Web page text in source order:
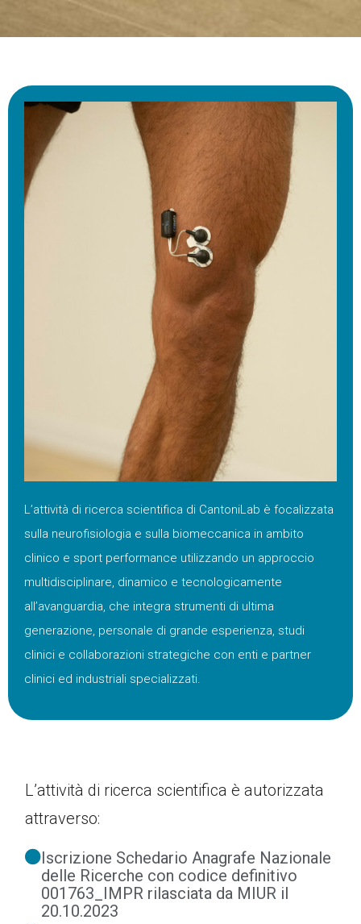
L’attività di ricerca scientifica di CantoniLab è focalizzata
sulla neurofisiologia e sulla biomeccanica in ambito
clinico e sport performance utilizzando un approccio
multidisciplinare, dinamico e tecnologicamente
all’avanguardia, che integra strumenti di ultima
generazione, personale di grande esperienza, studi
clinici e collaborazioni strategiche con enti e partner
clinici ed industriali specializzati.
L’attività di ricerca scientifica è autorizzata
attraverso:
Iscrizione Schedario Anagrafe Nazionale
delle Ricerche con codice definitivo
001763_IMPR rilasciata da MIUR il
20.10.2023